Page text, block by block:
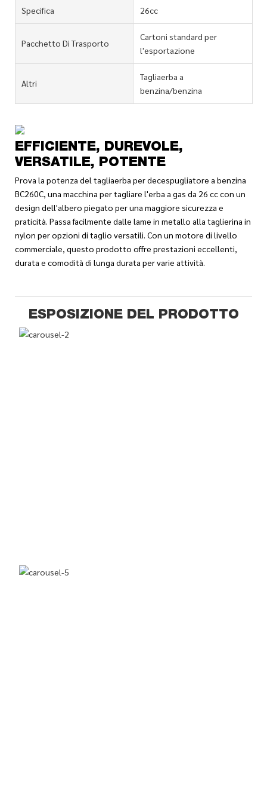
Specifica 26cc
Pacchetto Di Trasporto
Cartoni standard per
l'esportazione
Altri
Tagliaerba a
benzina/benzina
EFFICIENTE, DUREVOLE,
VERSATILE, POTENTE
Prova la potenza del tagliaerba per decespugliatore a benzina
BC260C, una macchina per tagliare l'erba a gas da 26 cc con un
design dell'albero piegato per una maggiore sicurezza e
praticità. Passa facilmente dalle lame in metallo alla taglierina in
nylon per opzioni di taglio versatili. Con un motore di livello
commerciale, questo prodotto offre prestazioni eccellenti,
durata e comodità di lunga durata per varie attività.
ESPOSIZIONE DEL PRODOTTO